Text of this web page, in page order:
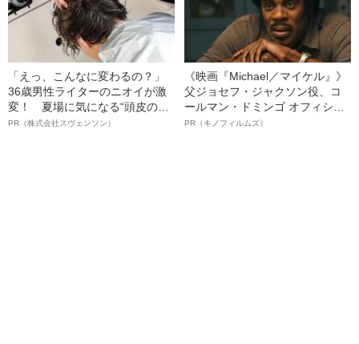
「えっ、こんなに変わるの？」
36歳男性ライターのニオイが激
変！ 夏場に気になる“頭皮のニ
オイ”や“ベタつき”を解消す
PR（株式会社スヴェンソン）
《映画『Michael／マイケル』》
父ジョセフ・ジャクソン役、コ
ールマン・ドミンゴ オフィシャ
ルインタビュー“観客を魅了した
PR（キノフィルムズ）